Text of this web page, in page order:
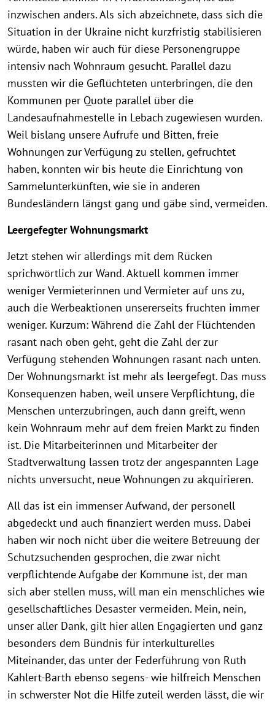
inzwischen anders. Als sich abzeichnete, dass sich die
Situation in der Ukraine nicht kurzfristig stabilisieren
würde, haben wir auch für diese Personengruppe
intensiv nach Wohnraum gesucht. Parallel dazu
mussten wir die Geflüchteten unterbringen, die den
Kommunen per Quote parallel über die
Landesaufnahmestelle in Lebach zugewiesen wurden.
Weil bislang unsere Aufrufe und Bitten, freie
Wohnungen zur Verfügung zu stellen, gefruchtet
haben, konnten wir bis heute die Einrichtung von
Sammelunterkünften, wie sie in anderen
Bundesländern längst gang und gäbe sind, vermeiden.
Leergefegter Wohnungsmarkt
Jetzt stehen wir allerdings mit dem Rücken
sprichwörtlich zur Wand. Aktuell kommen immer
weniger Vermieterinnen und Vermieter auf uns zu,
auch die Werbeaktionen unsererseits fruchten immer
weniger. Kurzum: Während die Zahl der Flüchtenden
rasant nach oben geht, geht die Zahl der zur
Verfügung stehenden Wohnungen rasant nach unten.
Der Wohnungsmarkt ist mehr als leergefegt. Das muss
Konsequenzen haben, weil unsere Verpflichtung, die
Menschen unterzubringen, auch dann greift, wenn
kein Wohnraum mehr auf dem freien Markt zu finden
ist. Die Mitarbeiterinnen und Mitarbeiter der
Stadtverwaltung lassen trotz der angespannten Lage
nichts unversucht, neue Wohnungen zu akquirieren.
All das ist ein immenser Aufwand, der personell
abgedeckt und auch finanziert werden muss. Dabei
haben wir noch nicht über die weitere Betreuung der
Schutzsuchenden gesprochen, die zwar nicht
verpflichtende Aufgabe der Kommune ist, der man
sich aber stellen muss, will man ein menschliches wie
gesellschaftliches Desaster vermeiden. Mein, nein,
unser aller Dank, gilt hier allen Engagierten und ganz
besonders dem Bündnis für interkulturelles
Miteinander, das unter der Federführung von Ruth
Kahlert-Barth ebenso segens- wie hilfreich Menschen
in schwerster Not die Hilfe zuteil werden lässt, die wir